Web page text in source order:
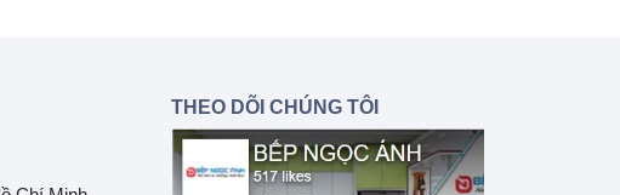
THEO DÕI CHÚNG TÔI